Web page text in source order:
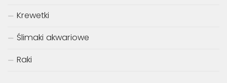
Krewetki
Ślimaki akwariowe
Raki